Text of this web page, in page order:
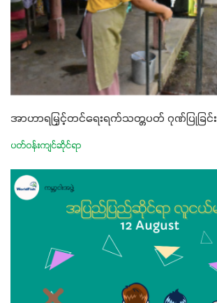
အာဟာရမြှင့်တင်ရေးရက်သတ္တပတ် ဂုဏ်ပြုခြင်း
ပတ်ဝန်းကျင်ဆိုင်ရာ